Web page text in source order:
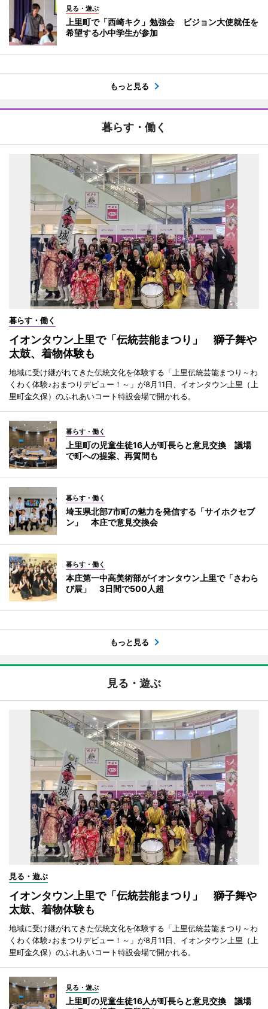
見る・遊ぶ
上里町で「西崎キク」勉強会 ビジョン大使就任を
希望する小中学生が参加
もっと見る
暮らす・働く
暮らす・働く
イオンタウン上里で「伝統芸能まつり」 獅子舞や
太鼓、着物体験も
地域に受け継がれてきた伝統文化を体験する「上里伝統芸能まつり～わ
くわく体験♪おまつりデビュー！～」が8月11日、イオンタウン上里（上
里町金久保）のふれあいコート特設会場で開かれる。
暮らす・働く
上里町の児童生徒16人が町長らと意見交換 議場
で町への提案、再質問も
暮らす・働く
埼玉県北部7市町の魅力を発信する「サイホクセブ
ン」 本庄で意見交換会
暮らす・働く
本庄第一中高美術部がイオンタウン上里で「さわら
び展」 3日間で500人超
もっと見る
見る・遊ぶ
見る・遊ぶ
イオンタウン上里で「伝統芸能まつり」 獅子舞や
太鼓、着物体験も
地域に受け継がれてきた伝統文化を体験する「上里伝統芸能まつり～わ
くわく体験♪おまつりデビュー！～」が8月11日、イオンタウン上里（上
里町金久保）のふれあいコート特設会場で開かれる。
見る・遊ぶ
上里町の児童生徒16人が町長らと意見交換 議場